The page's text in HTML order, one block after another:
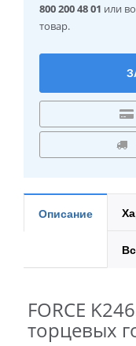
800 200 48 01 или
товар.
Описание
FORCE
торцевых